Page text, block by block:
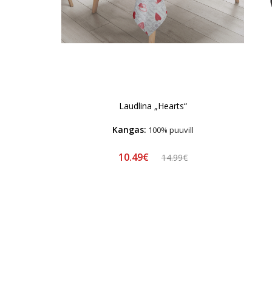
Laudlina „Hearts“
Kangas: 100% puuvill
10.49€ 14.99€